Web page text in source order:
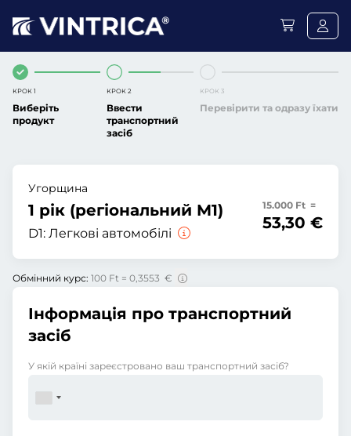
КРОК 1
Виберіть
продукт
КРОК 2
Ввести
транспортний
засіб
КРОК 3
Перевірити та одразу їхати
Угорщина
1 рік (регіональний M1)
D1: Легкові автомобілі
15.000 Ft =
53,30 €
Обмінний курс: 100 Ft = 0,3553 €
Інформація про транспортний
засіб
У якій країні зареєстровано ваш транспортний засіб?